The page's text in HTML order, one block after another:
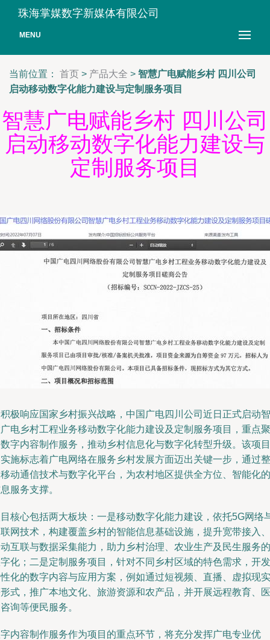
珠海掌媒数字新媒体有限公司
MENU
当前位置： 首页 > 产品大全 > 智慧广电赋能乡村 四川公司
启动移动数字化能力建设与定制服务项目
智慧广电赋能乡村 四川公司
启动移动数字化能力建设与
定制服务项目
极响应国家乡村振兴战略，中国广电四川公司近日正式启动智
电乡村工程业务移动数字化能力建设及定制服务项目，重点聚
字内容制作服务，推动乡村信息化与数字化转型升级。该项目
施标志着广电网络在服务乡村发展方面迈出关键一步，通过整
动通信技术与数字化平台，为农村地区提供全方位、智能化的
服务支撑。
核心包括两大板块：一是移动数字化能力建设，依托5G网络
网技术，构建覆盖乡村的智能信息基础设施，提升宽带接入、
互联与数据采集能力，助力乡村治理、农业生产及民生服务的
化；二是定制服务项目，针对不同乡村区域的特色需求，开发
化的数字内容与应用方案，例如通过短视频、直播、虚拟现实
式，推广本地文化、旅游资源和农产品，并开展远程教育、医
询等便民服务。
内容制作服务作为项目的重点环节，将充分发挥广电专业优